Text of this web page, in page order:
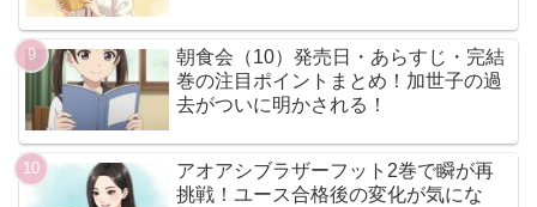
朝食会（10）発売日・あらすじ・完結
巻の注目ポイントまとめ！加世子の過
去がついに明かされる！
アオアシブラザーフット2巻で瞬が再
挑戦！ユース合格後の変化が気にな